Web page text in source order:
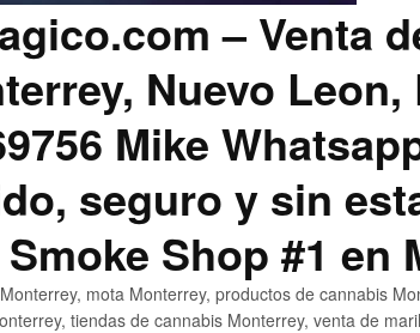
– Venta
Nuevo
Mike
seguro y sin
Shop #1 en
mota Monterrey, productos de cannabis
tiendas de cannabis Monterrey, venta de